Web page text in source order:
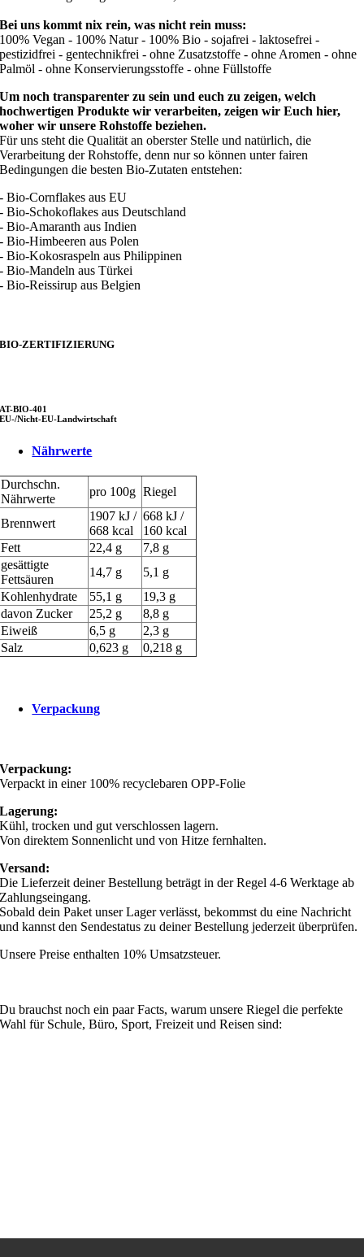
Bei uns kommt nix rein, was nicht rein muss:
100% Vegan - 100% Natur - 100% Bio - sojafrei - laktosefrei -
pestizidfrei - gentechnikfrei - ohne Zusatzstoffe - ohne Aromen - ohne
Palmöl - ohne Konservierungsstoffe - ohne Füllstoffe
Um noch transparenter zu sein und euch zu zeigen, welch
hochwertigen Produkte wir verarbeiten, zeigen wir Euch hier,
woher wir unsere Rohstoffe beziehen.
Für uns steht die Qualität an oberster Stelle und natürlich, die
Verarbeitung der Rohstoffe, denn nur so können unter fairen
Bedingungen die besten Bio-Zutaten entstehen:
- Bio-Cornflakes aus EU
- Bio-Schokoflakes aus Deutschland
- Bio-Amaranth aus Indien
- Bio-Himbeeren aus Polen
- Bio-Kokosraspeln aus Philippinen
- Bio-Mandeln aus Türkei
- Bio-Reissirup aus Belgien
BIO-ZERTIFIZIERUNG
AT-BIO-401
EU-/Nicht-EU-Landwirtschaft
Nährwerte
Durchschn.
Nährwerte
pro 100g Riegel
Brennwert
1907 kJ /
668 kcal
668 kJ /
160 kcal
Fett
22,4 g
7,8 g
gesättigte
Fettsäuren
14,7 g
5,1 g
Kohlenhydrate
55,1 g
19,3 g
davon Zucker
25,2 g
8,8 g
Eiweiß
6,5 g
2,3 g
Salz
0,623 g 0,218 g
Verpackung
Verpackung:
Verpackt in einer 100% recyclebaren OPP-Folie
Lagerung:
Kühl, trocken und gut verschlossen lagern.
Von direktem Sonnenlicht und von Hitze fernhalten.
Versand:
Die Lieferzeit deiner Bestellung beträgt in der Regel 4-6 Werktage ab
Zahlungseingang.
Sobald dein Paket unser Lager verlässt, bekommst du eine Nachricht
und kannst den Sendestatus zu deiner Bestellung jederzeit überprüfen.
Unsere Preise enthalten 10% Umsatzsteuer.
Du brauchst noch ein paar Facts, warum unsere Riegel die perfekte
Wahl für Schule, Büro, Sport, Freizeit und Reisen sind: